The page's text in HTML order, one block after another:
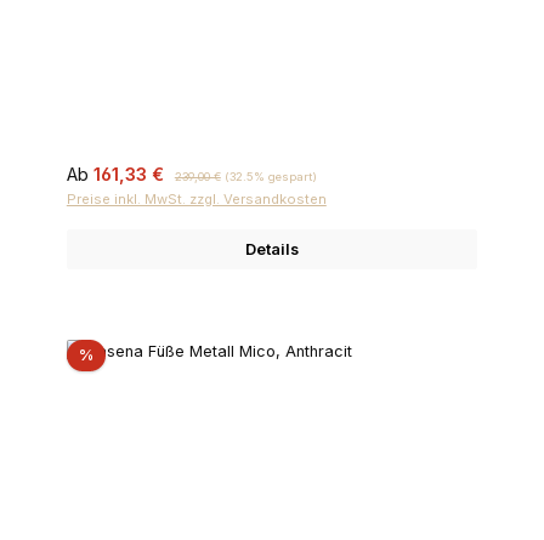
Verkaufspreis:
Ab 161,33 € Regulärer Preis:
239,00 € (32.5% gespart)
Preise inkl. MwSt. zzgl. Versandkosten
Details
%Rabatt